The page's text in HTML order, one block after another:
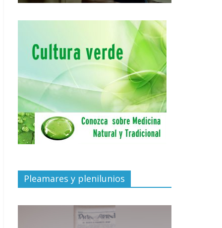
Pleamares y plenilunios